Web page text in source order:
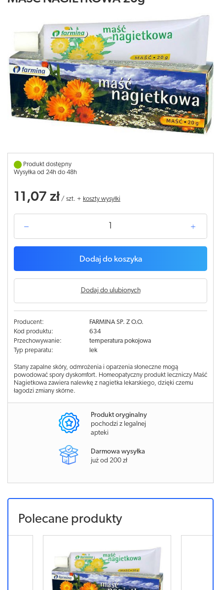
Produkt dostępny
Wysyłka od 24h do 48h
11,07 zł / szt. + koszty wysyłki
Dodaj do koszyka
Dodaj do ulubionych
Producent:
FARMINA SP. Z O.O.
Kod produktu:
634
Przechowywanie:
temperatura pokojowa
Typ preparatu:
lek
Stany zapalne skóry, odmrożenia i oparzenia słoneczne mogą
powodować spory dyskomfort. Homeopatyczny produkt leczniczy Maść
Nagietkowa zawiera nalewkę z nagietka lekarskiego, dzięki czemu
łagodzi zmiany skórne.
Produkt oryginalny
pochodzi z legalnej
apteki
Darmowa wysyłka
już od 200 zł
Polecane produkty